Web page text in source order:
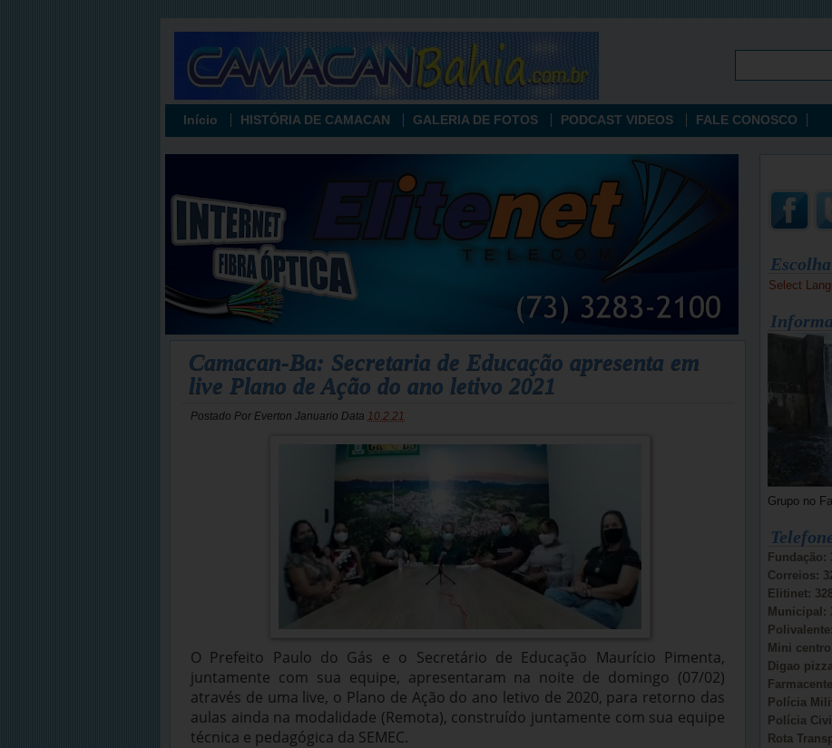
Início HISTÓRIA DE CAMACAN GALERIA DE FOTOS PODCAST VIDEOS FALE CONOSCO
Camacan-Ba: Secretaria de Educação apresenta em
live Plano de Ação do ano letivo 2021
Postado Por Everton Januario Data 10.2.21
O Prefeito Paulo do Gás e o Secretário de Educação Maurício Pimenta,
juntamente com sua equipe, apresentaram na noite de domingo (07/02)
através de uma live, o Plano de Ação do ano letivo de 2020, para retorno das
aulas ainda na modalidade (Remota), construído juntamente com sua equipe
técnica e pedagógica da SEMEC.
Select
Grupo no
Fundação:
Correios:
Elitinet:
Municipal:
Mini centro
Digao
Polícia
Polícia
Rota